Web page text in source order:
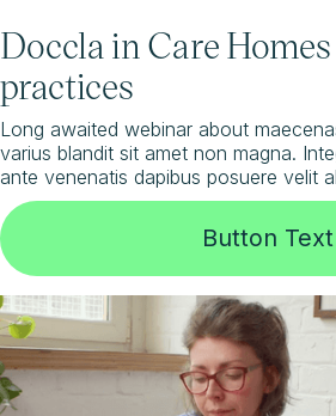
Doccla in Care
practices
Long awaited webinar about
varius blandit sit amet non magna.
ante venenatis dapibus posuere velit
Button Text